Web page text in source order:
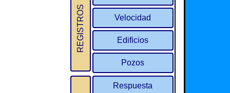
REGISTROS Velocidad
Edificios
Pozos
Respuesta